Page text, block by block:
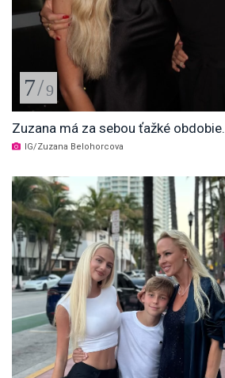
7/9
Zuzana má za sebou ťažké obdobie.
IG/Zuzana Belohorcova